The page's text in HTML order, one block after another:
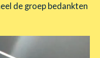
de groep bedankten